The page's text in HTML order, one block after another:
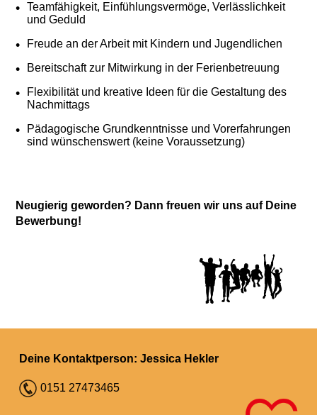
Teamfähigkeit, Einfühlungsvermöge, Verlässlichkeit
und Geduld
Freude an der Arbeit mit Kindern und Jugendlichen
Bereitschaft zur Mitwirkung in der Ferienbetreuung
Flexibilität und kreative Ideen für die Gestaltung des
Nachmittags
Pädagogische Grundkenntnisse und Vorerfahrungen
sind wünschenswert (keine Voraussetzung)
Neugierig geworden? Dann freuen wir uns auf Deine
Bewerbung!
Deine Kontaktperson: Jessica Hekler
0151 27473465